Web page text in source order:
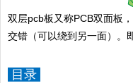
双层pcb板 又称PCB双面板
交错（可以绕到另一面）。
目录